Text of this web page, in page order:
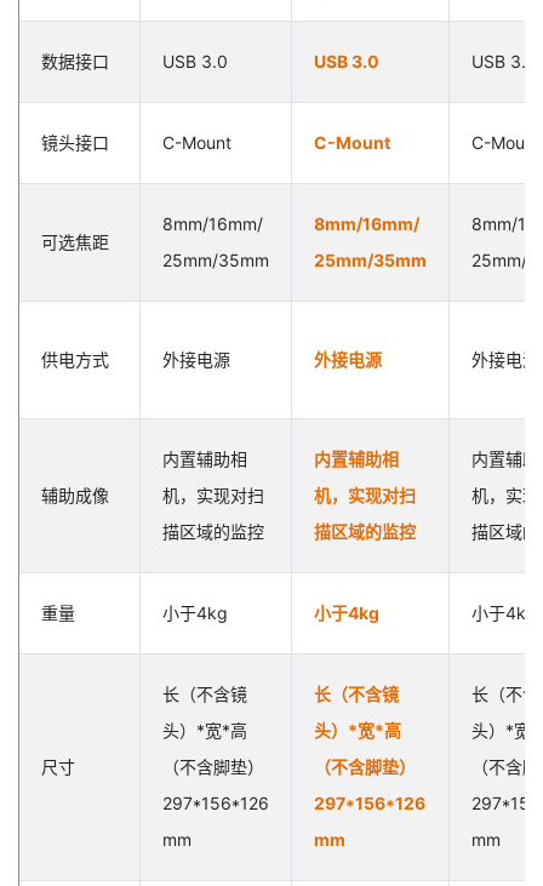
数据接口 USB 3.0 USB 3.0 USB 3.0
镜头接口 C-Mount C-Mount C-Mount
可选焦距
8mm/16mm/
25mm/35mm
8mm/16mm/
25mm/35mm
8mm/
25mm/
供电方式 外接电源 外接电源 外接电源
辅助成像
内置辅助相
机，实现对扫
描区域的监控
内置辅助相
机，实现对扫
描区域的监控
内置辅助
机，实
描区域
重量 小于4kg 小于4kg 小于4kg
尺寸
长（不含镜
头）*宽*高
（不含脚垫）
297*156*126
mm
长（不含镜
头）*宽*高
（不含脚垫）
297*156*126
mm
长（不含
头）*宽*
（不含
mm